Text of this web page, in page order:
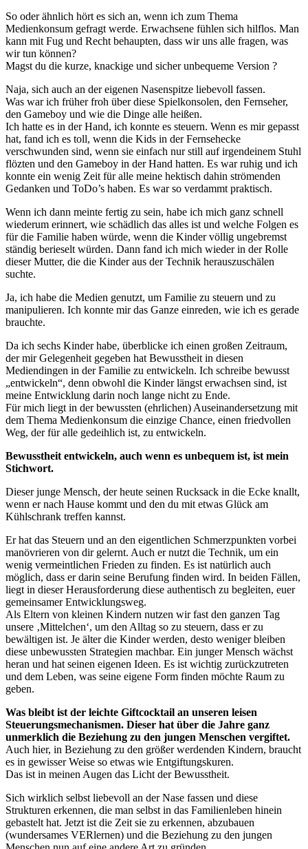
So oder ähnlich hört es sich an, wenn ich zum Thema
Medienkonsum gefragt werde. Erwachsene fühlen sich hilflos. Man
kann mit Fug und Recht behaupten, dass wir uns alle fragen, was
wir tun können?
Magst du die kurze, knackige und sicher unbequeme Version ?
Naja, sich auch an der eigenen Nasenspitze liebevoll fassen.
Was war ich früher froh über diese Spielkonsolen, den Fernseher,
den Gameboy und wie die Dinge alle heißen.
Ich hatte es in der Hand, ich konnte es steuern. Wenn es mir gepasst
hat, fand ich es toll, wenn die Kids in der Fernsehecke
verschwunden sind, wenn sie einfach nur still auf irgendeinem Stuhl
flözten und den Gameboy in der Hand hatten. Es war ruhig und ich
konnte ein wenig Zeit für alle meine hektisch dahin strömenden
Gedanken und ToDo’s haben. Es war so verdammt praktisch.
Wenn ich dann meinte fertig zu sein, habe ich mich ganz schnell
wiederum erinnert, wie schädlich das alles ist und welche Folgen es
für die Familie haben würde, wenn die Kinder völlig ungebremst
ständig berieselt würden. Dann fand ich mich wieder in der Rolle
dieser Mutter, die die Kinder aus der Technik herauszuschälen
suchte.
Ja, ich habe die Medien genutzt, um Familie zu steuern und zu
manipulieren. Ich konnte mir das Ganze einreden, wie ich es gerade
brauchte.
Da ich sechs Kinder habe, überblicke ich einen großen Zeitraum,
der mir Gelegenheit gegeben hat Bewusstheit in diesen
Mediendingen in der Familie zu entwickeln. Ich schreibe bewusst
„entwickeln“, denn obwohl die Kinder längst erwachsen sind, ist
meine Entwicklung darin noch lange nicht zu Ende.
Für mich liegt in der bewussten (ehrlichen) Auseinandersetzung mit
dem Thema Medienkonsum die einzige Chance, einen friedvollen
Weg, der für alle gedeihlich ist, zu entwickeln.
Bewusstheit entwickeln, auch wenn es unbequem ist, ist mein
Stichwort.
Dieser junge Mensch, der heute seinen Rucksack in die Ecke knallt,
wenn er nach Hause kommt und den du mit etwas Glück am
Kühlschrank treffen kannst.
Er hat das Steuern und an den eigentlichen Schmerzpunkten vorbei
manövrieren von dir gelernt. Auch er nutzt die Technik, um ein
wenig vermeintlichen Frieden zu finden. Es ist natürlich auch
möglich, dass er darin seine Berufung finden wird. In beiden Fällen,
liegt in dieser Herausforderung diese authentisch zu begleiten, euer
gemeinsamer Entwicklungsweg.
Als Eltern von kleinen Kindern nutzen wir fast den ganzen Tag
unsere ‚Mittelchen‘, um den Alltag so zu steuern, dass er zu
bewältigen ist. Je älter die Kinder werden, desto weniger bleiben
diese unbewussten Strategien machbar. Ein junger Mensch wächst
heran und hat seinen eigenen Ideen. Es ist wichtig zurückzutreten
und dem Leben, was seine eigene Form finden möchte Raum zu
geben.
Was bleibt ist der leichte Giftcocktail an unseren leisen
Steuerungsmechanismen. Dieser hat über die Jahre ganz
unmerklich die Beziehung zu den jungen Menschen vergiftet.
Auch hier, in Beziehung zu den größer werdenden Kindern, braucht
es in gewisser Weise so etwas wie Entgiftungskuren.
Das ist in meinen Augen das Licht der Bewusstheit.
Sich wirklich selbst liebevoll an der Nase fassen und diese
Strukturen erkennen, die man selbst in das Familienleben hinein
gebastelt hat. Jetzt ist die Zeit sie zu erkennen, abzubauen
(wundersames VERlernen) und die Beziehung zu den jungen